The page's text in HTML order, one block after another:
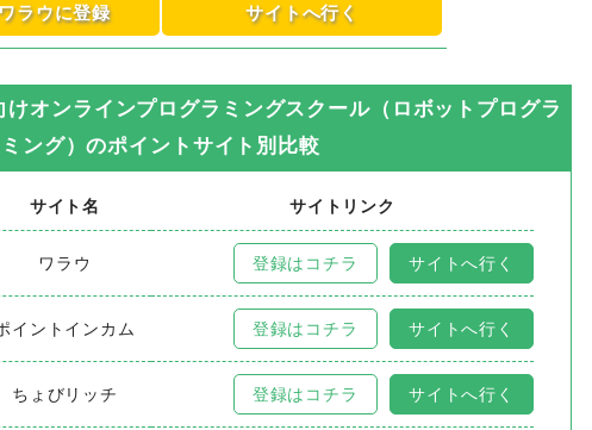
ラウに登録 サイトへ行く
オンラインプログラミングスクール（ロボットプログラ
ミング）のポイントサイト別比較
サイト名 サイトリンク
ワラウ 登録はコチラ サイトへ行く
イントインカム 登録はコチラ サイトへ行く
ちょびリッチ 登録はコチラ サイトへ行く